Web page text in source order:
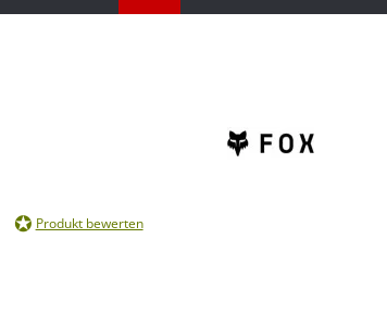
Produkt bewerten